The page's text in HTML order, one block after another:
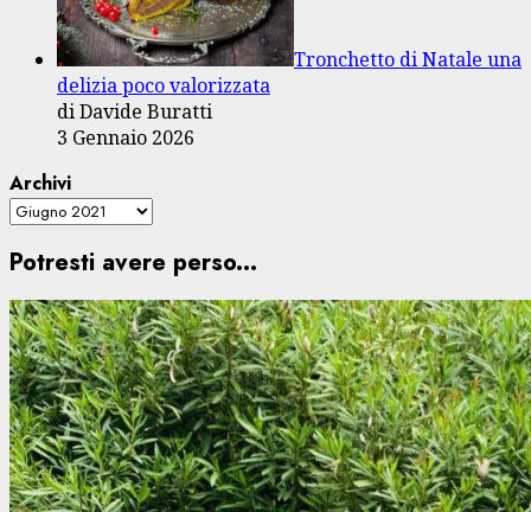
Tronchetto di Natale una
delizia poco valorizzata
di Davide Buratti
3 Gennaio 2026
Archivi
Potresti avere perso...